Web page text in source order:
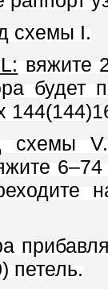
схемы I.
вяжите
будет
V.
петель.